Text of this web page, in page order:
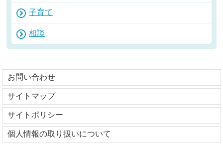
子育て
相談
お問い合わせ
サイトマップ
サイトポリシー
個人情報の取り扱いについて